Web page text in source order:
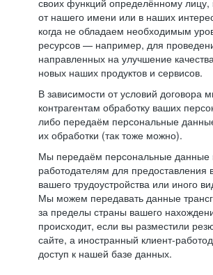
своих функций определённому лицу,
от нашего имени или в наших
когда не обладаем необходимым
ресурсов — например, для
направленных на улучшение
новых наших продуктов и сервисов.
В зависимости от условий договора
контрагентам обработку ваших
либо передаём персональные
их обработки (так тоже можно).
Мы передаём персональные данные
работодателям для предоставления
вашего трудоустройства или иного
Мы можем передавать данные
за пределы страны вашего
происходит, если вы разместили
сайте, а иностранный клиент-
доступ к нашей базе данных.